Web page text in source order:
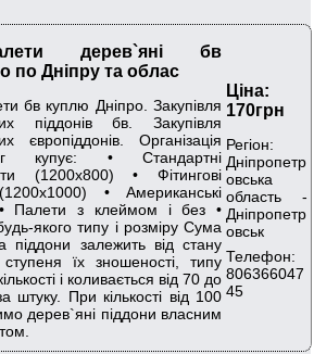
дерев`яні бв
по Дніпру та облас
бв куплю Дніпро. Закупівля
піддонів бв. Закупівля
європіддонів. Організація
купує: • Стандартні
(1200x800) • Фітингові
• Американські
• Палети з клеймом і без •
якого типу і розміру Сума
піддони залежить від стану
ступеня їх зношеності, типу
і коливається від 70 до
штуку. При кількості від 100
дерев`яні піддони власним
Ціна:
170грн
Регіон:
Дніпропетр
овська
область -
Дніпропетр
овськ
Телефон:
806366047
45